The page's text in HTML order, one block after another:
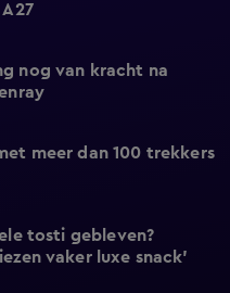
nog van kracht na
meer dan 100 trekkers
tosti gebleven?
vaker luxe snack'